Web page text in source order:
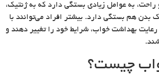
به عوامل زیادی بستگی دارد که به ژنتیک،
بدن هم بستگی دارد. بیشتر افراد می‌توانند با
بهداشت خواب،‌ شرایط خود را تغییر دهند و
چیست؟